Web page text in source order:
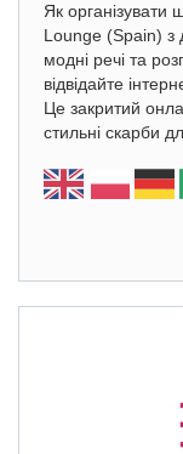
Як організувати
Lounge (Spain) з
модні речі та
відвідайте
Це закритий
стильні скарби